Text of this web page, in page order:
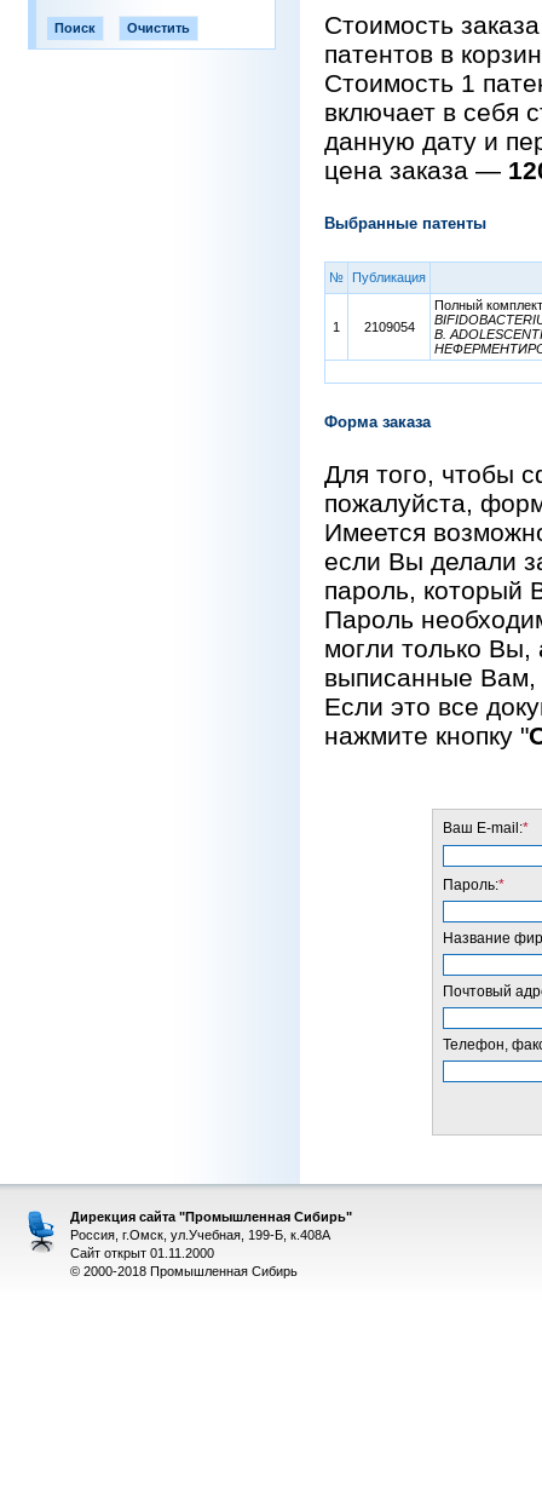
Стоимость
патентов в
Стоимость 1
включает в себя
данную дату и
цена заказа —
Выбранные патенты
№ Публикация
1 2109054
Полный
B.
Форма заказа
Для того, чтобы
пожалуйста,
Имеется
если Вы делали
пароль, который
Пароль
могли только Вы,
выписанные Вам,
Если это все
нажмите кнопку "
Ваш E-mail:*
Пароль:*
Название
Почтовый
Телефон,
Дирекция сайта "Промышленная Сибирь"
Россия, г.Омск, ул.Учебная, 199-Б, к.408А
Сайт открыт 01.11.2000
© 2000-2018 Промышленная Сибирь